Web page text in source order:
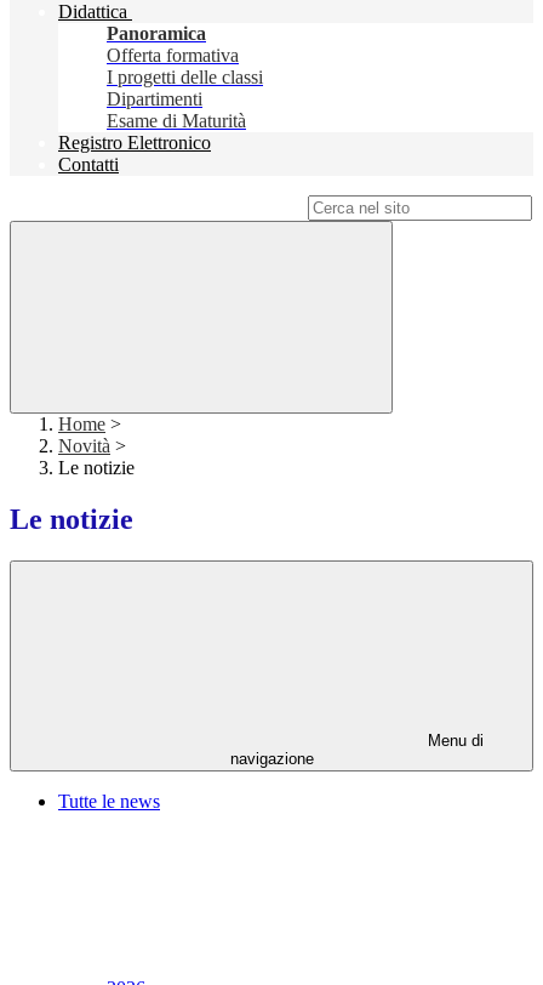
Didattica
Panoramica
Offerta formativa
I progetti delle classi
Dipartimenti
Esame di Maturità
Registro Elettronico
Contatti
Home >
Novità >
Le notizie
Le notizie
Menu di
navigazione
Tutte le news